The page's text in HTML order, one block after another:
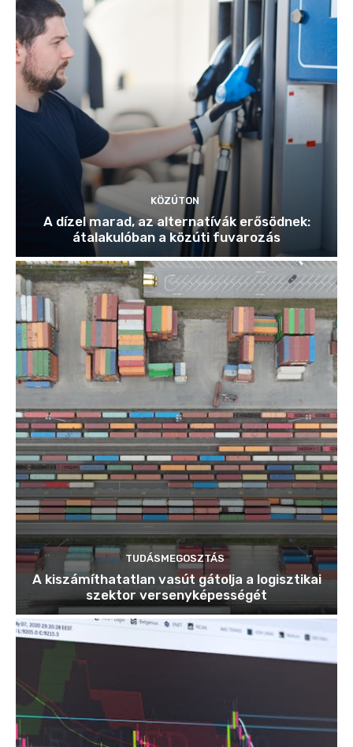
KÖZÚTON
A dízel marad, az alternatívák erősödnek:
átalakulóban a közúti fuvarozás
TUDÁSMEGOSZTÁS
A kiszámíthatatlan vasút gátolja a logisztikai
szektor versenyképességét